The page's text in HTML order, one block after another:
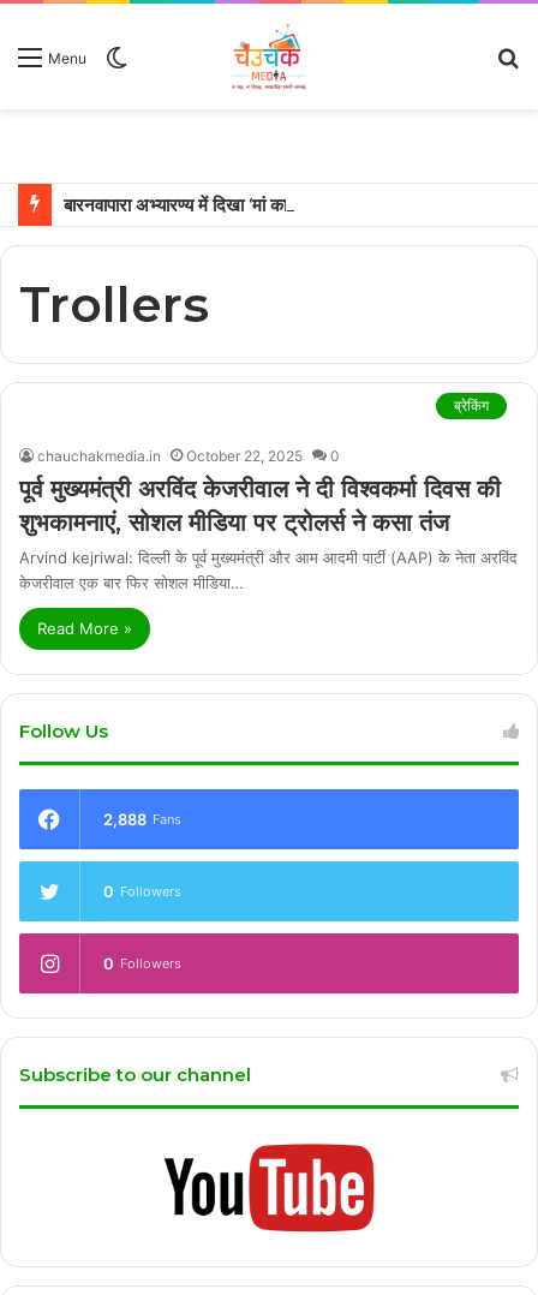
Menu
Trollers
ब्रेकिंग
chauchakmedia.in October 22, 2025 0
पूर्व मुख्यमंत्री अरविंद केजरीवाल ने दी विश्वकर्मा दिवस की
शुभकामनाएं, सोशल मीडिया पर ट्रोलर्स ने कसा तंज
Arvind kejriwal: दिल्ली के पूर्व मुख्यमंत्री और आम आदमी पार्टी (AAP) के नेता अरविंद
केजरीवाल एक बार फिर सोशल मीडिया…
Read More »
Follow Us
2,888 Fans
0 Followers
0 Followers
Subscribe to our channel